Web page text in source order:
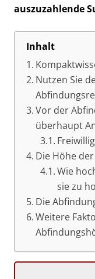
auszuzahlende
Inhalt
Nutzen Sie
Vor der
überhaupt
Die Höhe
Wie
sie zu
Die
Weitere